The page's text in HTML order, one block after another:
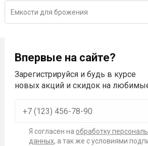
Емкости для брожения
Впервые на сайте?
Зарегистрируйся и будь в курсе
новых акций и скидок на
Я согласен на обработку
данных, а так же с условиями